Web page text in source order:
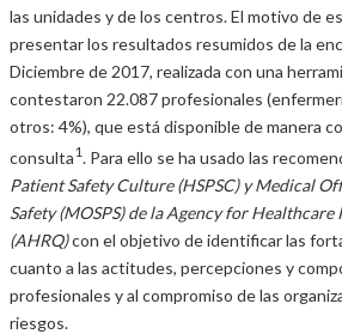
las unidades y de los centros. El motivo de
presentar los resultados resumidos de la
Diciembre de 2017, realizada con una
contestaron 22.087 profesionales
otros: 4%), que está disponible de manera
consulta1. Para ello se ha usado las
Patient Safety Culture (HSPSC) y Medical
Safety (MOSPS) de la Agency for Healthcare
(AHRQ)con el objetivo de identificar las
cuanto a las actitudes, percepciones y
profesionales y al compromiso de las
riesgos.